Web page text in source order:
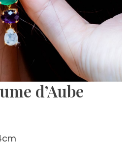
d’Aube